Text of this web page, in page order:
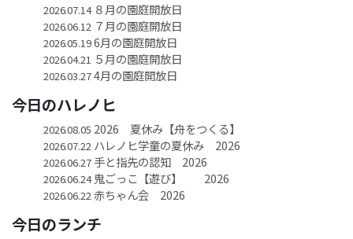
2026.07.14８月の園庭開放日
2026.06.12７月の園庭開放日
2026.05.196月の園庭開放日
2026.04.21 ５月の園庭開放日
2026.03.274月の園庭開放日
今日のハレノヒ
2026.08.05 2026 夏休み【舟をつくる】
2026.07.22ハレノヒ学童の夏休み 2026
2026.06.27手と指先の認知 2026
2026.06.24鬼ごっこ【遊び】 2026
2026.06.22赤ちゃん会 2026
今日のランチ